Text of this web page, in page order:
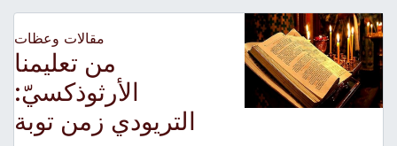
مقالات وعظات
من تعليمنا
الأرثوذكسيّ:
التريودي زمن توبة